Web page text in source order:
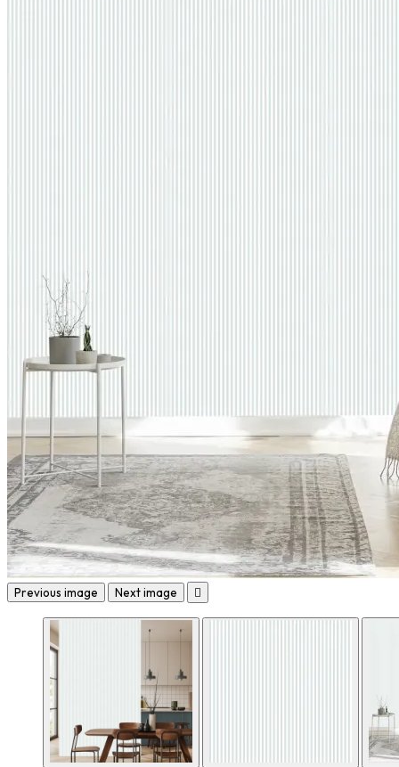
Previous image Next image 